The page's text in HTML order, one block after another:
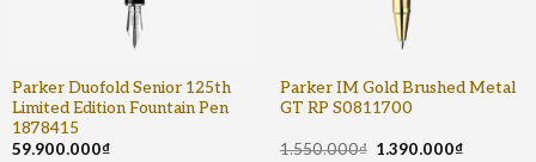
Parker Duofold Senior 125th
Limited Edition Fountain Pen
1878415
59.900.000₫
Parker IM Gold Brushed Metal
GT RP S0811700
1.550.000₫ 1.390.000₫